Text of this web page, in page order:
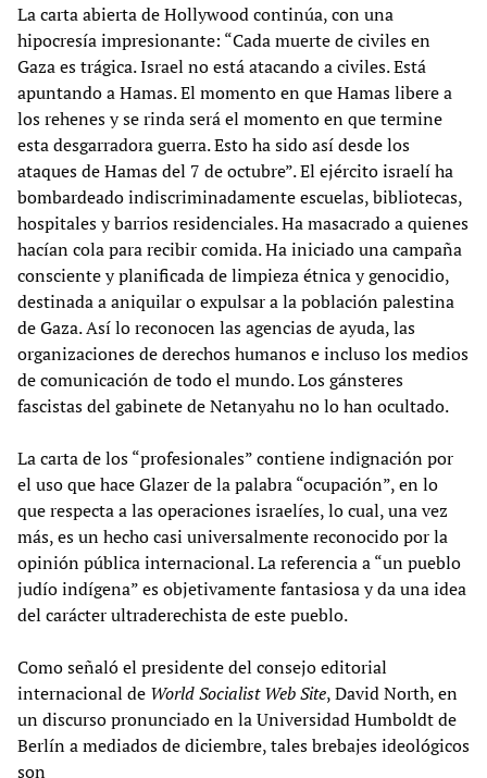
La carta abierta de Hollywood continúa, con una
hipocresía impresionante: “Cada muerte de civiles en
Gaza es trágica. Israel no está atacando a civiles. Está
apuntando a Hamas. El momento en que Hamas libere a
los rehenes y se rinda será el momento en que termine
esta desgarradora guerra. Esto ha sido así desde los
ataques de Hamas del 7 de octubre”. El ejército israelí ha
bombardeado indiscriminadamente escuelas, bibliotecas,
hospitales y barrios residenciales. Ha masacrado a quienes
hacían cola para recibir comida. Ha iniciado una campaña
consciente y planificada de limpieza étnica y genocidio,
destinada a aniquilar o expulsar a la población palestina
de Gaza. Así lo reconocen las agencias de ayuda, las
organizaciones de derechos humanos e incluso los medios
de comunicación de todo el mundo. Los gánsteres
fascistas del gabinete de Netanyahu no lo han ocultado.
La carta de los “profesionales” contiene indignación por
el uso que hace Glazer de la palabra “ocupación”, en lo
que respecta a las operaciones israelíes, lo cual, una vez
más, es un hecho casi universalmente reconocido por la
opinión pública internacional. La referencia a “un pueblo
judío indígena” es objetivamente fantasiosa y da una idea
del carácter ultraderechista de este pueblo.
Como señaló el presidente del consejo editorial
internacional de World Socialist Web Site, David North, en
un discurso pronunciado en la Universidad Humboldt de
Berlín a mediados de diciembre, tales brebajes ideológicos
son